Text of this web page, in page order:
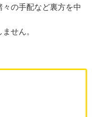
の手配など裏方を中
せん。